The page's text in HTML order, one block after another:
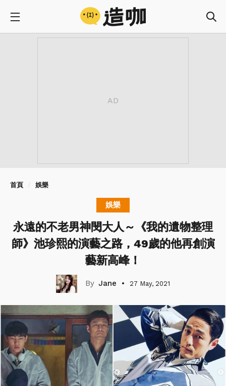
首頁 娛樂
娛樂
永遠的不老男神閔大人～《我的遺物整理
師》池珍熙的演藝之路，49歲的他再創演
藝新高峰！
Jane 27 May, 2021